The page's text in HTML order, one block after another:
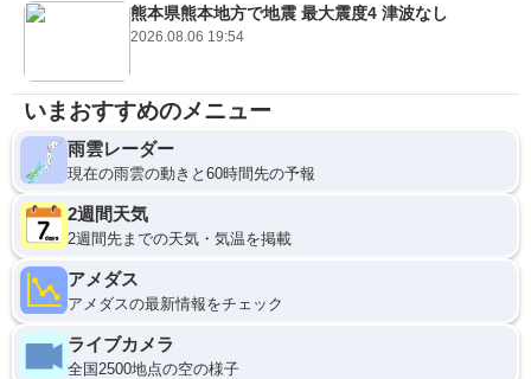
熊本県熊本地方で地震 最大震度4 津波なし
2026.08.06 19:54
いまおすすめのメニュー
雨雲レーダー
現在の雨雲の動きと60時間先の予報
2週間天気
2週間先までの天気・気温を掲載
アメダス
アメダスの最新情報をチェック
ライブカメラ
全国2500地点の空の様子